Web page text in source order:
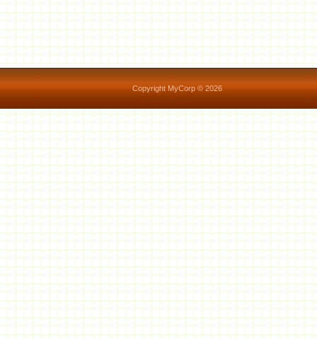
Copyright MyCorp © 2026